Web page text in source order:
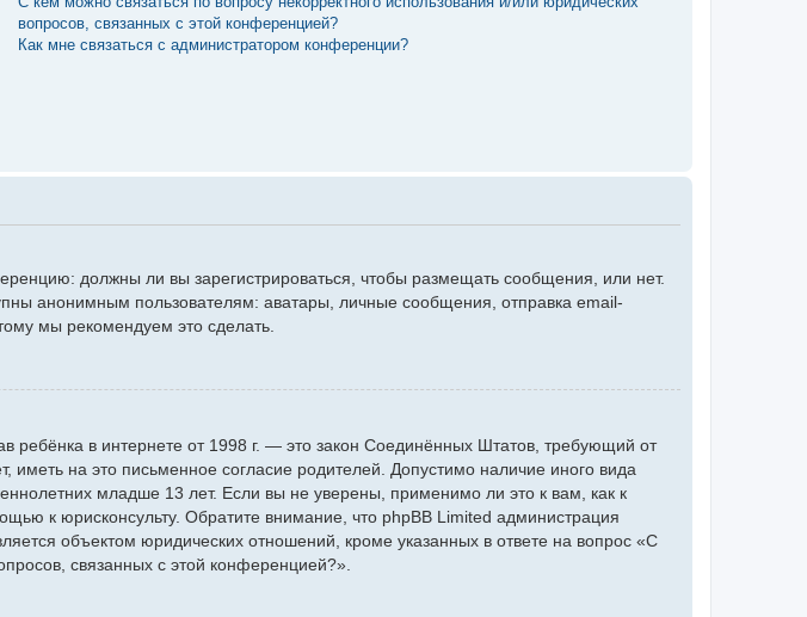
вопросов, связанных с этой конференцией?
Как мне связаться с администратором конференции?
должны ли вы зарегистрироваться, чтобы размещать сообщения, или нет.
анонимным пользователям: аватары, личные сообщения, отправка email-
мы рекомендуем это сделать.
ребёнка в интернете от 1998 г. — это закон Соединённых Штатов, требующий от
на это письменное согласие родителей. Допустимо наличие иного вида
младше 13 лет. Если вы не уверены, применимо ли это к вам, как к
к юрисконсульту. Обратите внимание, что phpBB Limited администрация
объектом юридических отношений, кроме указанных в ответе на вопрос «С
связанных с этой конференцией?».